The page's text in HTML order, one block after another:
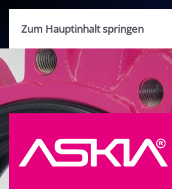
Zum Hauptinhalt springen